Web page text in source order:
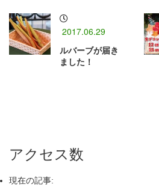
2017.06.29
ルバーブが届き
ました！
アクセス数
現在の記事: